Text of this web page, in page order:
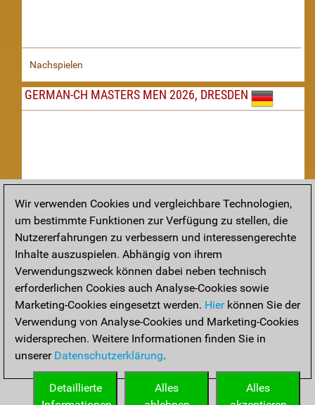
Nachspielen
GERMAN-CH MASTERS MEN 2026, DRESDEN
Nachspielen
TAKTIK
Taktikstellungen aus den heutigen Partien
THEORIE
Interessante Eröffnungstheorie aus aktuellen Partien
Wir verwenden Cookies und vergleichbare Technologien,
um bestimmte Funktionen zur Verfügung zu stellen, die
Nutzererfahrungen zu verbessern und interessengerechte
Inhalte auszuspielen. Abhängig von ihrem
Verwendungszweck können dabei neben technisch
erforderlichen Cookies auch Analyse-Cookies sowie
Marketing-Cookies eingesetzt werden. Hierkönnen Sie der
Verwendung von Analyse-Cookies und Marketing-Cookies
widersprechen. Weitere Informationen finden Sie in
unserer Datenschutzerklärung.
Alles
Alles
Detaillierte